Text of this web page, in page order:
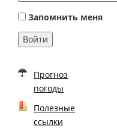
Запомнить меня
Войти
Прогноз
погоды
Полезные
ссылки